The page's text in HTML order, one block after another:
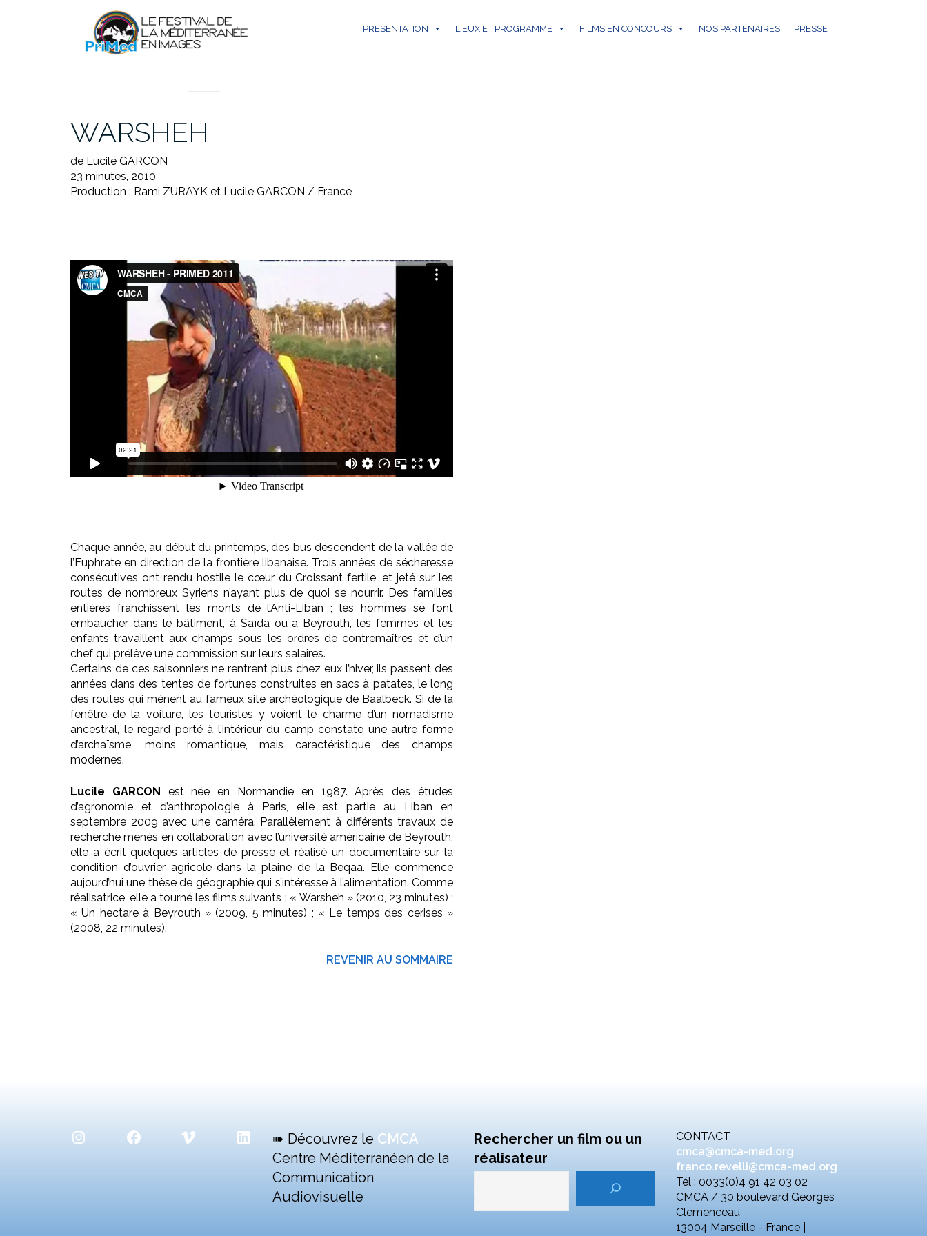
PRESENTATION LIEUX ET PROGRAMME FILMS EN CONCOURS NOS PARTENAIRES PRESSE
WARSHEH
de Lucile GARCON
23 minutes, 2010
Production : Rami ZURAYK et Lucile GARCON / France
Chaque année, au début du printemps, des bus descendent de la vallée de
l’Euphrate en direction de la frontière libanaise. Trois années de sécheresse
consécutives ont rendu hostile le cœur du Croissant fertile, et jeté sur les
routes de nombreux Syriens n’ayant plus de quoi se nourrir. Des familles
entières franchissent les monts de l’Anti-Liban ; les hommes se font
embaucher dans le bâtiment, à Saïda ou à Beyrouth, les femmes et les
enfants travaillent aux champs sous les ordres de contremaîtres et d’un
chef qui prélève une commission sur leurs salaires.
Certains de ces saisonniers ne rentrent plus chez eux l’hiver, ils passent des
années dans des tentes de fortunes construites en sacs à patates, le long
des routes qui mènent au fameux site archéologique de Baalbeck. Si de la
fenêtre de la voiture, les touristes y voient le charme d’un nomadisme
ancestral, le regard porté à l’intérieur du camp constate une autre forme
d’archaïsme, moins romantique, mais caractéristique des champs
modernes.
Lucile GARCON est née en Normandie en 1987. Après des études
d’agronomie et d’anthropologie à Paris, elle est partie au Liban en
septembre 2009 avec une caméra. Parallèlement à différents travaux de
recherche menés en collaboration avec l’université américaine de Beyrouth,
elle a écrit quelques articles de presse et réalisé un documentaire sur la
condition d’ouvrier agricole dans la plaine de la Beqaa. Elle commence
aujourd’hui une thèse de géographie qui s’intéresse à l’alimentation. Comme
réalisatrice, elle a tourné les films suivants : « Warsheh » (2010, 23 minutes) ;
« Un hectare à Beyrouth » (2009, 5 minutes) ; « Le temps des cerises »
(2008, 22 minutes).
REVENIR AU SOMMAIRE
InstagramFacebookVimeo LinkedIn➠ Découvrez le CMCA
Centre Méditerranéen de la
Communication
Audiovisuelle
Rechercher un film ou un
réalisateur
CONTACT
cmca@cmca-med.org
franco.revelli@cmca-med.org
Tél : 0033(0)4 91 42 03 02
CMCA / 30 boulevard Georges
Clemenceau
13004 Marseille - France |